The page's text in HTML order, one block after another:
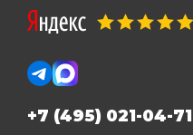
+7 (495) 021-04-71